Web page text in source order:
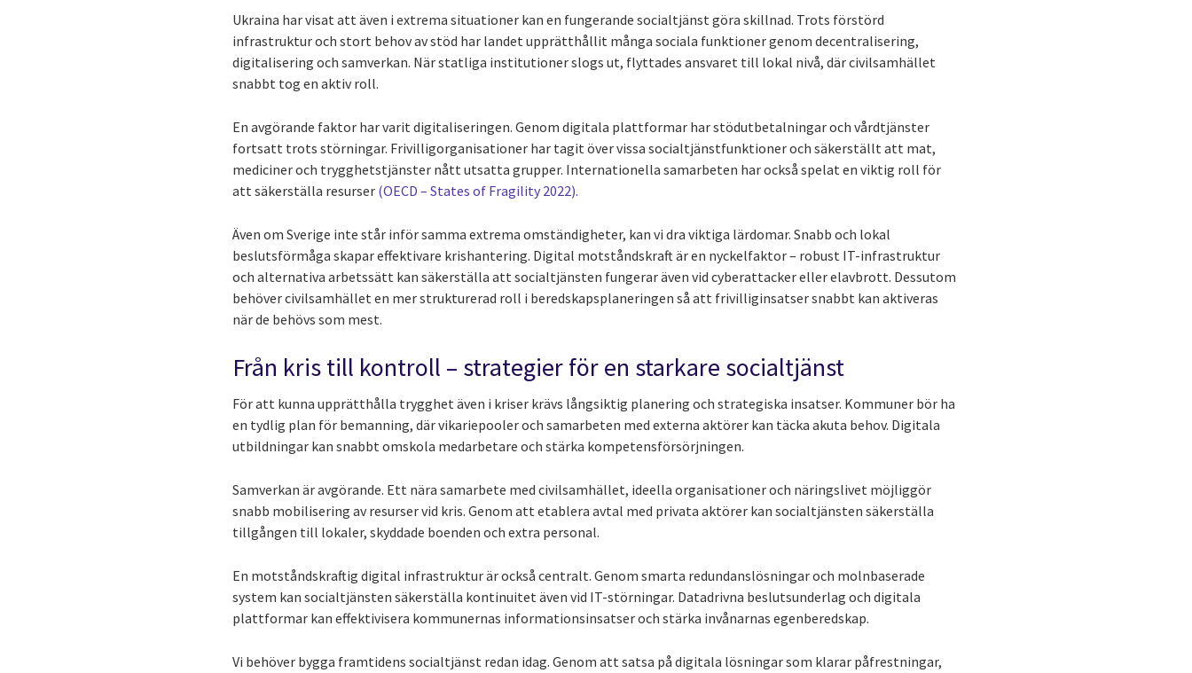
Ukraina har visat att även i extrema situationer kan en fungerande socialtjänst göra skillnad. Trots förstörd
infrastruktur och stort behov av stöd har landet upprätthållit många sociala funktioner genom decentralisering,
digitalisering och samverkan. När statliga institutioner slogs ut, flyttades ansvaret till lokal nivå, där civilsamhället
snabbt tog en aktiv roll.
En avgörande faktor har varit digitaliseringen. Genom digitala plattformar har stödutbetalningar och vårdtjänster
fortsatt trots störningar. Frivilligorganisationer har tagit över vissa socialtjänstfunktioner och säkerställt att mat,
mediciner och trygghetstjänster nått utsatta grupper. Internationella samarbeten har också spelat en viktig roll för
att säkerställa resurser (OECD – States of Fragility 2022).
Även om Sverige inte står inför samma extrema omständigheter, kan vi dra viktiga lärdomar. Snabb och lokal
beslutsförmåga skapar effektivare krishantering. Digital motståndskraft är en nyckelfaktor – robust IT-infrastruktur
och alternativa arbetssätt kan säkerställa att socialtjänsten fungerar även vid cyberattacker eller elavbrott. Dessutom
behöver civilsamhället en mer strukturerad roll i beredskapsplaneringen så att frivilliginsatser snabbt kan aktiveras
när de behövs som mest.
Från kris till kontroll – strategier för en starkare socialtjänst
För att kunna upprätthålla trygghet även i kriser krävs långsiktig planering och strategiska insatser. Kommuner bör ha
en tydlig plan för bemanning, där vikariepooler och samarbeten med externa aktörer kan täcka akuta behov. Digitala
utbildningar kan snabbt omskola medarbetare och stärka kompetensförsörjningen.
Samverkan är avgörande. Ett nära samarbete med civilsamhället, ideella organisationer och näringslivet möjliggör
snabb mobilisering av resurser vid kris. Genom att etablera avtal med privata aktörer kan socialtjänsten säkerställa
tillgången till lokaler, skyddade boenden och extra personal.
En motståndskraftig digital infrastruktur är också centralt. Genom smarta redundanslösningar och molnbaserade
system kan socialtjänsten säkerställa kontinuitet även vid IT-störningar. Datadrivna beslutsunderlag och digitala
plattformar kan effektivisera kommunernas informationsinsatser och stärka invånarnas egenberedskap.
Vi behöver bygga framtidens socialtjänst redan idag. Genom att satsa på digitala lösningar som klarar påfrestningar,